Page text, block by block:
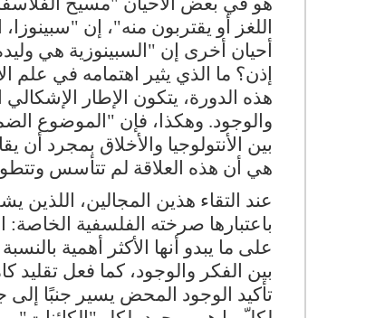
اللغز أو يقتربون منه"، إن
أحيان أخرى إن "السبينوزية هي
إذن؟ ما الذي يثير اهتمامه في
هذه الدورة، يتكون الإطار
والوجود. وهكذا، فإن "الموضوع
بين الأنتولوجيا والأخلاق بمجرد
هي أن هذه العلاقة لم تتأسس
عند التقاء هذين المجالين، اللذين
باعتبارها صرخته الفلسفية الخاصة:
على ما يبدو أنها الأكثر أهمية
بين الفكر والوجود، كما فعل تقليد
تأكيد الوجود المحض يسير جنبًا